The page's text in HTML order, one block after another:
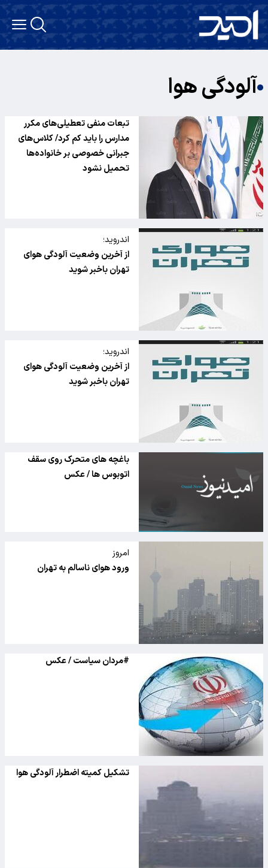
آلودگی هوا
تبعات منفی تعطیلی‌های مکرر
مدارس را باید کم کرد/ کلاس‌های
جبرانی خصوصی بر خانواده‌ها
تحمیل نشود
اندروید؛
از آخرین وضعیت آلودگی هوای
تهران باخبر شوید
اندروید؛
از آخرین وضعیت آلودگی هوای
تهران باخبر شوید
باغچه های متحرک روی سقف
اتوبوس ها / عکس
امروز
ورود هوای ناسالم به تهران
#مردان سیاست / عکس
تشکیل کمیته اضطرار آلودگی هوا